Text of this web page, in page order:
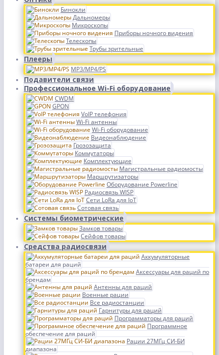
Бинокли
Дальномеры
Микроскопы
Приборы ночного видения
Телескопы
Трубы зрительные
Плееры
MP3/MP4/PS
Подавители связи
Профессиональное Wi-Fi оборудование
CWDM
GPON
VoIP телефония
Wi-Fi антенны
Wi-Fi оборудование
Видеонаблюдение
Грозозащита
Коммутаторы
Комплектующие
Магистральные радиомосты
Маршрутизаторы
Оборудование Powerline
Радиосвязь WISP
Сети LoRa для IoT
Сотовая связь
Системы биометрические
Замков товары
Сейфов товары
Средства радиосвязи
Аккумуляторные
батареи для раций
Аксессуары для раций по
брендам
Антенны для раций
Военные рации
Все радиостанции
Гарнитуры для раций
Программаторы для раций
Программное
обеспечение для раций
Рации 27МГц СИ-БИ
диапазона